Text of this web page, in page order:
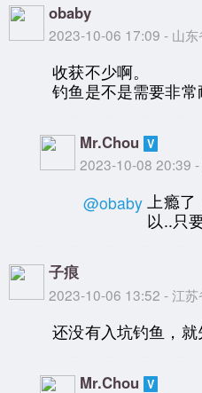
obaby
2023-10-06 17:09 - 山东
收获不少啊。
钓鱼是不是需要非
Mr.Chou
2023-10-08 20:39 -
@obaby 上瘾
以..只
子痕
2023-10-06 13:52 - 江苏
还没有入坑钓鱼，就
Mr.Chou